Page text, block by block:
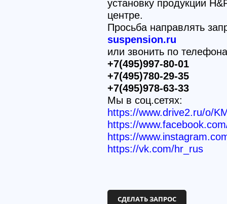
установку продукции
центре.
Просьба направлять
suspension.ru
или звонить по
+7(495)997-80-01
+7(495)780-29-35
+7(495)978-63-33
Мы в соц.сетях:
https://www.drive2.ru/o/
https://
https://
https://vk.com/hr_rus
СДЕЛАТЬ ЗАПРОС